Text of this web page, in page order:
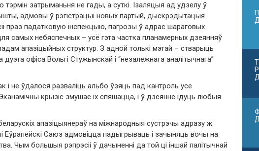
затрыманьня не гады, а суткі. Ізаляцыя ад удзелу ў
адмовы ў рэгістрацыі новых партый, дыскрэдытацыя
праз падатковую інспекцыю, пагрозы ў адрас шараговых
самых небяспечных – усё гэта частка планамерных дзеянняў
апазіцыйных структур. З адной толькі мэтай – стварыць
офіса Вольгі Стужынскай і “незалежнага аналітычнага”
не ўдалося разваліць альбо ўзяць пад кантроль усе
крызіс змушае іх спяшацца, і ў дзеянне ідуць любыя
апазіцыянераў на міжнародныя сустрэчы адразу ж
Еўрапейскі Саюз адмовіцца падыгрываць і зачыняць вочы на
Чым большыя рэпрэсіі ў дачыненні да той ці іншай палітычнай